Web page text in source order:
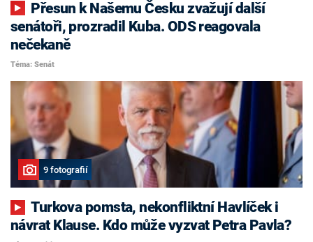
senátoři, prozradil Kuba. ODS reagovala
nečekaně
Téma: Senát
9 fotografií
Turkova pomsta, nekonfliktní Havlíček i
návrat Klause. Kdo může vyzvat Petra Pavla?